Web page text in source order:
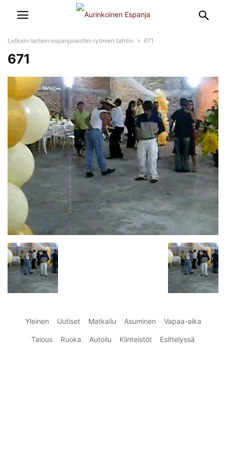
Letkein lantein espanjalaisten rytmien tahtiin 671
671
Yleinen Uutiset Matkailu Asuminen Vapaa-aika
Talous Ruoka Autoilu Kiinteistöt Esittelyssä